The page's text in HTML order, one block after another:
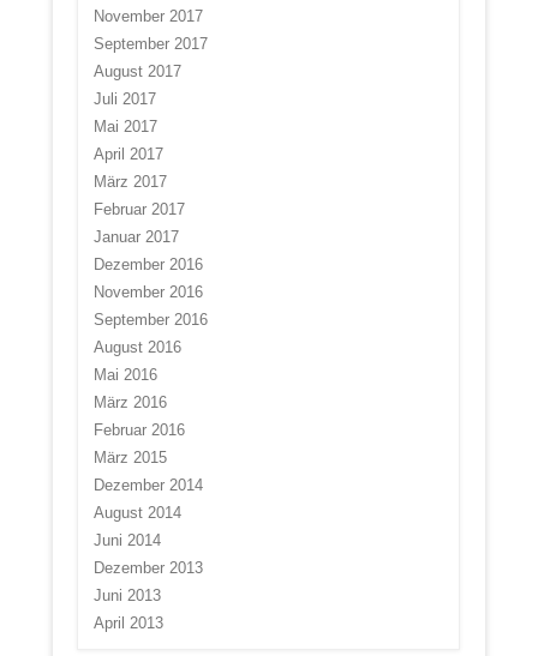
November 2017
September 2017
August 2017
Juli 2017
Mai 2017
April 2017
März 2017
Februar 2017
Januar 2017
Dezember 2016
November 2016
September 2016
August 2016
Mai 2016
März 2016
Februar 2016
März 2015
Dezember 2014
August 2014
Juni 2014
Dezember 2013
Juni 2013
April 2013